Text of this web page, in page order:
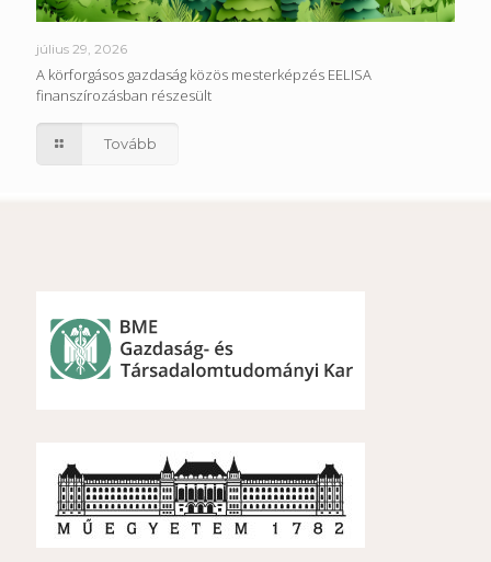
július 29, 2026
A körforgásos gazdaság közös mesterképzés EELISA
finanszírozásban részesült
Tovább